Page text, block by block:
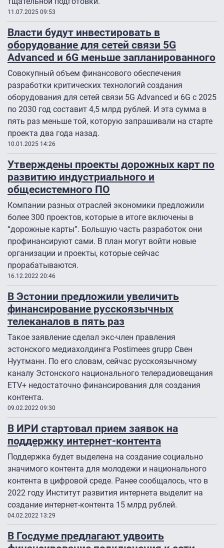
11.07.2025 09:53
Власти будут инвестировать в
оборудование для сетей связи 5G
Advanced и 6G меньше запланированного
Совокупный объем финансового обеспечения
разработки критических технологий создания
оборудования для сетей связи 5G Advanced и 6G с 2025
по 2030 год составит 4,5 млрд рублей. И эта сумма в
пять раз меньше той, которую запрашивали на старте
проекта два года назад.
10.01.2025 14:26
Утверждены проекты дорожных карт по
развитию индустриального и
общесистемного ПО
Компании разных отраслей экономики предложили
более 300 проектов, которые в итоге включены в
“дорожные карты”. Большую часть разработок они
профинансируют сами. В план могут войти новые
организации и проекты, которые сейчас
прорабатываются.
16.12.2022 20:46
В Эстонии предложили увеличить
финансирование русскоязычных
телеканалов в пять раз
Такое заявление сделал экс-член правления
эстонского медиахолдинга Postimees grupp Свен
Нуутманн. По его словам, сейчас русскоязычному
каналу Эстонского национального телерадиовещания
ETV+ недостаточно финансирования для создания
контента.
09.02.2022 09:30
В ИРИ стартовал прием заявок на
поддержку интернет-контента
Поддержка будет выделена на создание социально
значимого контента для молодежи и национального
контента в цифровой среде. Ранее сообщалось, что в
2022 году Институт развития интернета выделит на
создание интернет-контента 15 млрд рублей.
04.02.2022 13:29
В Госдуме предлагают удвоить